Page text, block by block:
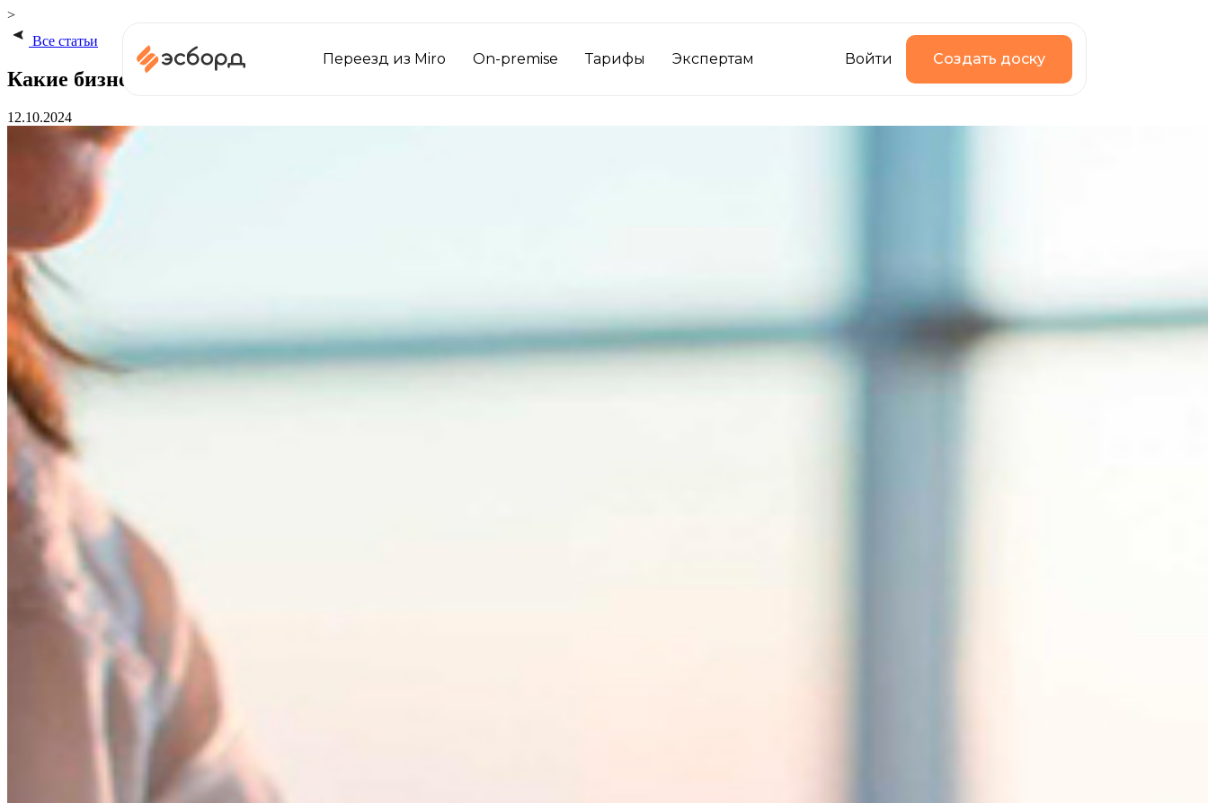
Переезд из Miro On-premise Тарифы Экспертам Войти Создать доску
>
Все статьи
Какие бизнес-инструменты будут полезны для бизнеса на удаленке
12.10.2024